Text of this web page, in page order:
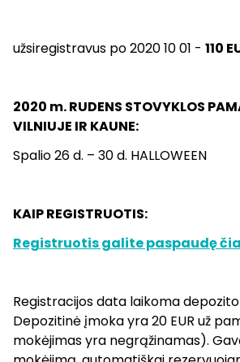
užsiregistravus po 2020 10 01 - 110
2020 m. RUDENS STOVYKLOS
VILNIUJE IR KAUNE:
Spalio 26 d. – 30 d. HALLOWEEN
KAIP REGISTRUOTIS:
Registruotis galite paspaudę čia
Registracijos data laikoma
Depozitinė įmoka yra 20 EUR už
mokėjimas yra negrąžinamas).